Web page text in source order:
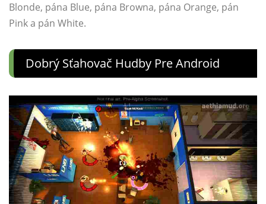
Blonde, pána Blue, pána Browna, pána Orange, pán
Pink a pán White.
Dobrý Sťahovač Hudby Pre Android